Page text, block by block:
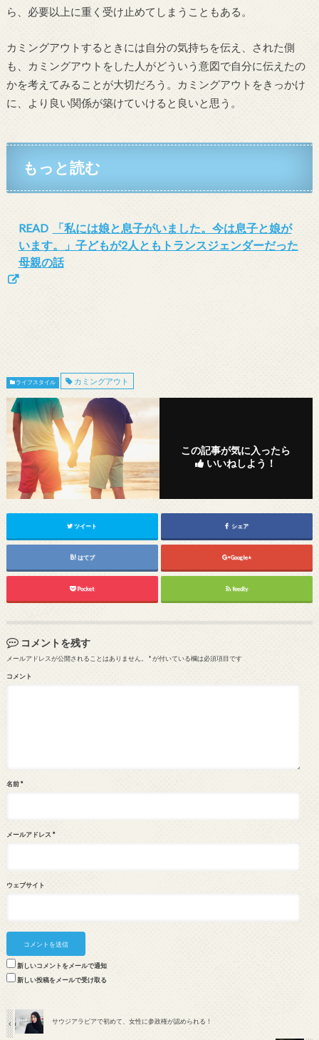
ら、必要以上に重く受け止めてしまうこともある。
カミングアウトするときには自分の気持ちを伝え、された側
も、カミングアウトをした人がどういう意図で自分に伝えたの
かを考えてみることが大切だろう。カミングアウトをきっかけ
に、より良い関係が築けていけると良いと思う。
もっと読む
READ
「私には娘と息子がいました。今は息子と娘が
います。」子どもが2人ともトランスジェンダーだった
母親の話
ライフスタイル カミングアウト
この記事が気に入ったら
いいねしよう！
ツイート シェア
はてブ Google+
Pocket feedly
コメントを残す
メールアドレスが公開されることはありません。 *が付いている欄は必須項目です
コメント
名前 *
メールアドレス *
ウェブサイト
新しいコメントをメールで通知
新しい投稿をメールで受け取る
サウジアラビアで初めて、女性に参政権が認められる！